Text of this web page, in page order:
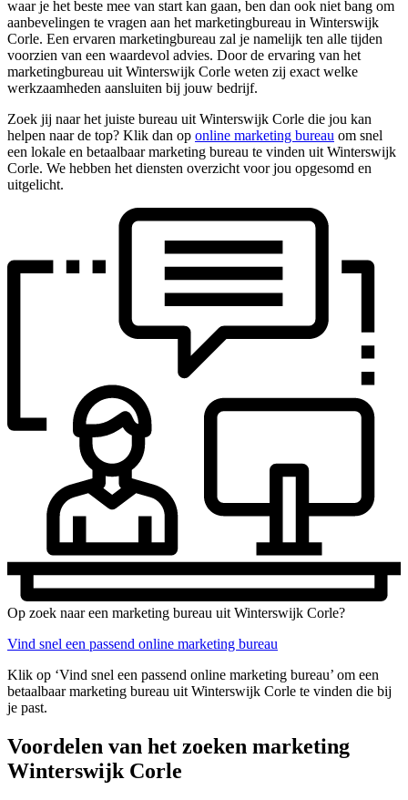
waar je het beste mee van start kan gaan, ben dan ook niet bang om
aanbevelingen te vragen aan het marketingbureau in Winterswijk
Corle. Een ervaren marketingbureau zal je namelijk ten alle tijden
voorzien van een waardevol advies. Door de ervaring van het
marketingbureau uit Winterswijk Corle weten zij exact welke
werkzaamheden aansluiten bij jouw bedrijf.
Zoek jij naar het juiste bureau uit Winterswijk Corle die jou kan
helpen naar de top? Klik dan op online marketing bureau om snel
een lokale en betaalbaar marketing bureau te vinden uit Winterswijk
Corle. We hebben het diensten overzicht voor jou opgesomd en
uitgelicht.
Op zoek naar een marketing bureau uit Winterswijk Corle?
Vind snel een passend online marketing bureau
Klik op ‘Vind snel een passend online marketing bureau’ om een
betaalbaar marketing bureau uit Winterswijk Corle te vinden die bij
je past.
Voordelen van het zoeken marketing
Winterswijk Corle